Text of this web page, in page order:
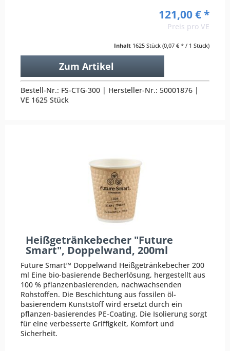
121,00 € *
Preis pro VE
Inhalt 1625 Stück (0,07 € * / 1 Stück)
Zum Artikel
Bestell-Nr.: FS-CTG-300 | Hersteller-Nr.: 50001876 |
VE 1625 Stück
Heißgetränkebecher "Future
Smart", Doppelwand, 200ml
Future Smart™ Doppelwand Heißgetränkebecher 200
ml Eine bio-basierende Becherlösung, hergestellt aus
100 % pflanzenbasierenden, nachwachsenden
Rohstoffen. Die Beschichtung aus fossilen öl-
basierendem Kunststoff wird ersetzt durch ein
pflanzen-basierendes PE-Coating. Die Isolierung sorgt
für eine verbesserte Griffigkeit, Komfort und
Sicherheit.